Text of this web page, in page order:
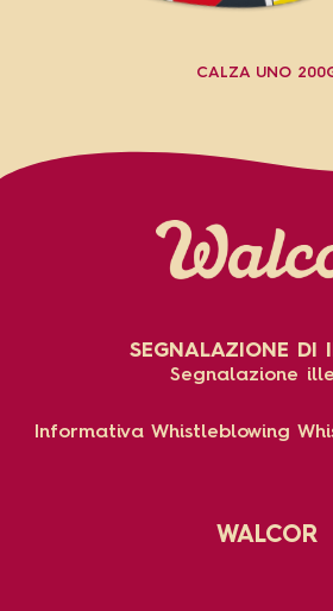
CALZA UNO
SEGNALAZIONE DI
Segnalazione
Informativa Whistleblowing
WALCOR